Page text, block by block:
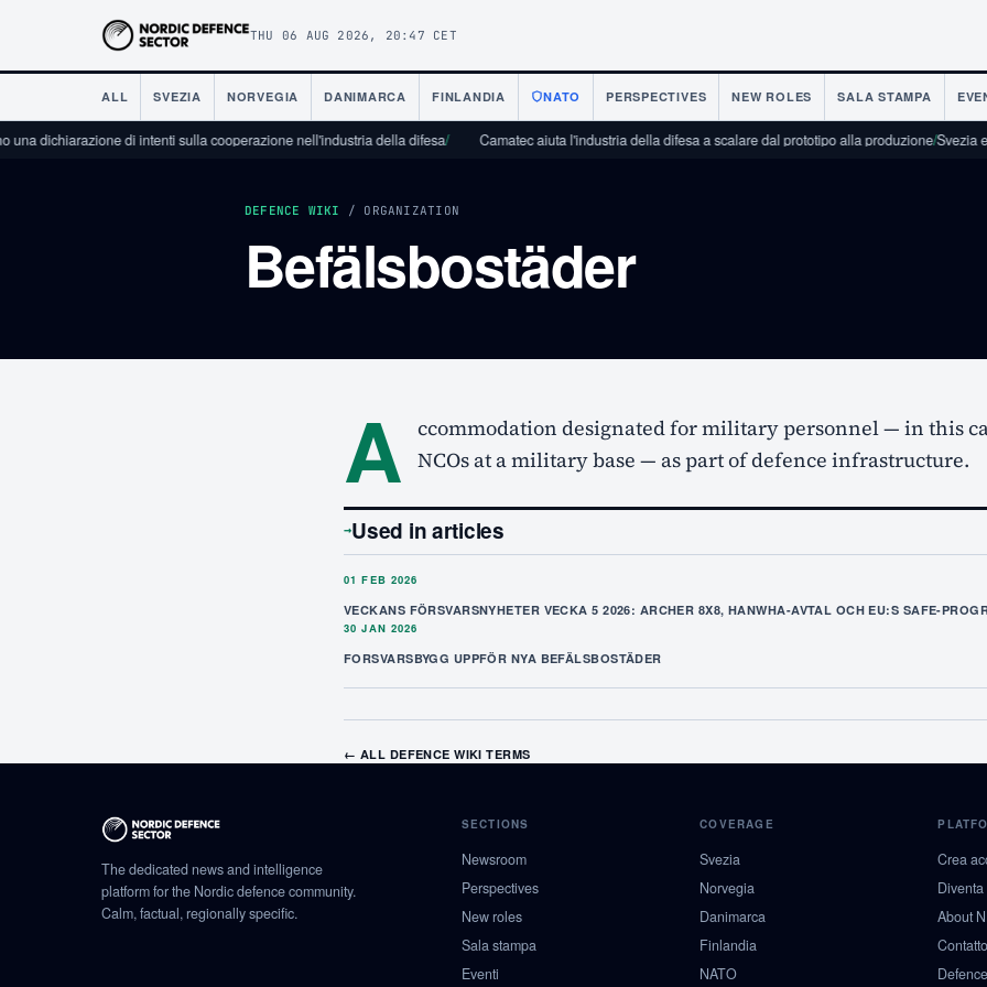
THU 06 AUG 2026, 20:47 CET
ALL SVEZIA NORVEGIA DANIMARCA FINLANDIA NATO PERSPECTIVES NEW ROLES SALA STAMPA
dichiarazione di intenti sulla cooperazione nell'industria della difesa/ Camatec aiuta l'industria della difesa a scalare dal prototipo alla produzione/Svezia e
DEFENCE WIKI / ORGANIZATION
Befälsbostäder
A ccommodation designated for military personnel — in this
NCOs at a military base — as part of defence infrastructure.
→Used in articles
01 FEB 2026
VECKANS FÖRSVARSNYHETER VECKA 5 2026: ARCHER 8X8, HANWHA-AVTAL OCH EU:S SAFE-
30 JAN 2026
FORSVARSBYGG UPPFÖR NYA BEFÄLSBOSTÄDER
← ALL DEFENCE WIKI TERMS
The dedicated news and intelligence
platform for the Nordic defence community.
Calm, factual, regionally specific.
SECTIONS
Newsroom
Perspectives
New roles
Sala stampa
Eventi
COVERAGE
Svezia
Norvegia
Danimarca
Finlandia
NATO
Crea
About
Contatto